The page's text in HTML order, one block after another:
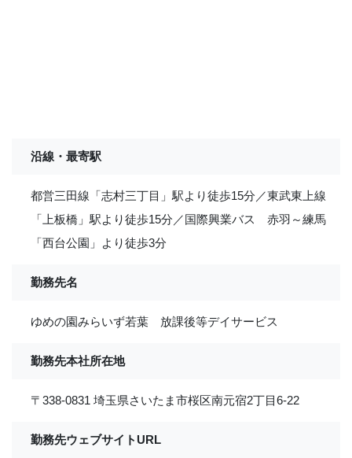
沿線・最寄駅
都営三田線「志村三丁目」駅より徒歩15分／東武東上線
「上板橋」駅より徒歩15分／国際興業バス 赤羽～練馬
「西台公園」より徒歩3分
勤務先名
ゆめの園みらいず若葉 放課後等デイサービス
勤務先本社所在地
〒338-0831 埼玉県さいたま市桜区南元宿2丁目6-22
勤務先ウェブサイトURL